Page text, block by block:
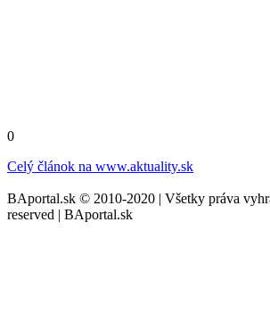
0
Celý článok na www.aktuality.sk
BAportal.sk © 2010-2020 | Všetky práva
reserved | BAportal.sk